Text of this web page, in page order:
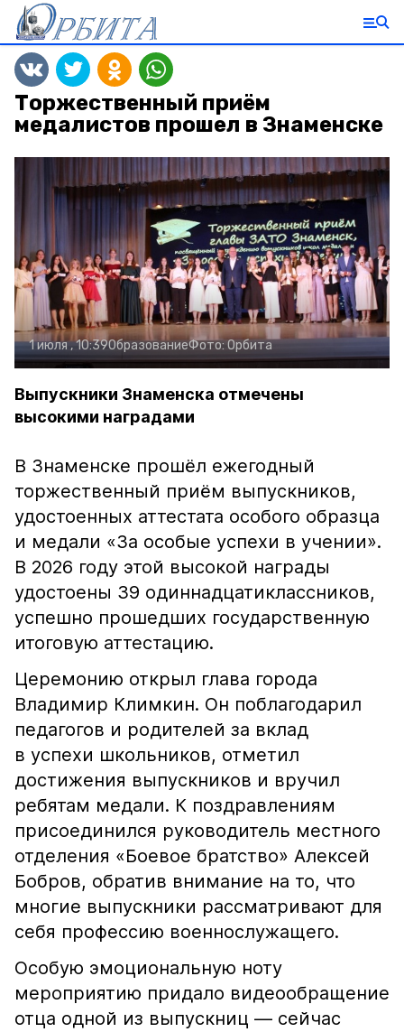
Торжественный приём
медалистов прошел в Знаменске
1 июля , 10:39ОбразованиеФото:Орбита
Выпускники Знаменска отмечены
высокими наградами
В Знаменске прошёл ежегодный
торжественный приём выпускников,
удостоенных аттестата особого образца
и медали «За особые успехи в учении».
В 2026 году этой высокой награды
удостоены 39 одиннадцатиклассников,
успешно прошедших государственную
итоговую аттестацию.
Церемонию открыл глава города
Владимир Климкин. Он поблагодарил
педагогов и родителей за вклад
в успехи школьников, отметил
достижения выпускников и вручил
ребятам медали. К поздравлениям
присоединился руководитель местного
отделения «Боевое братство» Алексей
Бобров, обратив внимание на то, что
многие выпускники рассматривают для
себя профессию военнослужащего.
Особую эмоциональную ноту
мероприятию придало видеообращение
отца одной из выпускниц — сейчас